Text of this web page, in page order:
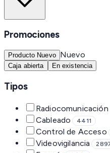
Promociones
Producto Nuevo Nuevo
Caja abierta En existencia
Tipos
Radiocomunicación
Cableado 4411
Control de Acceso
Videovigilancia